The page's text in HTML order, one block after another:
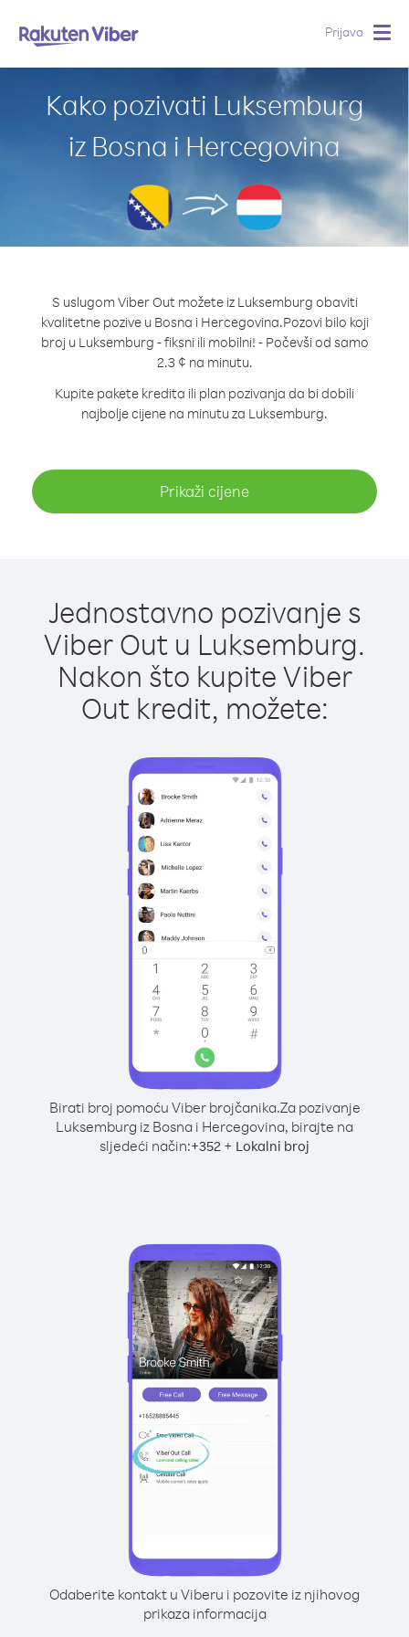
Prijava
Kako pozivati Luksemburg
iz Bosna i Hercegovina
S uslugom Viber Out možete iz Luksemburg obaviti
kvalitetne pozive u Bosna i Hercegovina.Pozovi bilo koji
broj u Luksemburg - fiksni ili mobilni! - Počevši od samo
2.3 ¢ na minutu.
Kupite pakete kredita ili plan pozivanja da bi dobili
najbolje cijene na minutu za Luksemburg.
Prikaži cijene
Jednostavno pozivanje s
Viber Out u Luksemburg.
Nakon što kupite Viber
Out kredit, možete:
Birati broj pomoću Viber brojčanika.Za pozivanje
Luksemburg iz Bosna i Hercegovina, birajte na
sljedeći način:+352 + Lokalni broj
Odaberite kontakt u Viberu i pozovite iz njihovog
prikaza informacija